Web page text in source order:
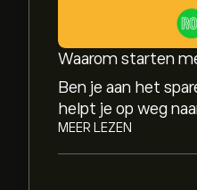
Waarom starten
Ben je aan het
helpt je op weg
MEER LEZEN
Het gemiddelde
gedetailleerde
Analisten bieden
financiële
toekomstige